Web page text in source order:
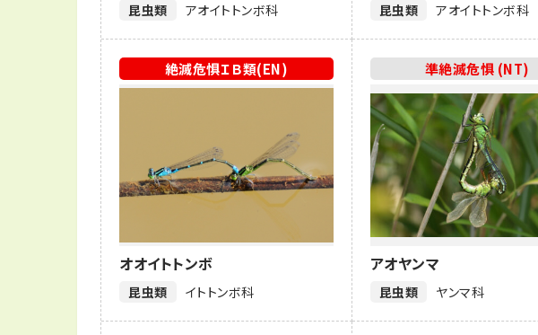
昆虫類 アオイトトンボ科 昆虫類 アオイトトンボ科
昆虫類
オオイトトンボ
イトトンボ科
絶滅危惧ＩＢ類(EN)
昆虫類
アオヤンマ
ヤンマ科
準絶滅危惧 (NT)